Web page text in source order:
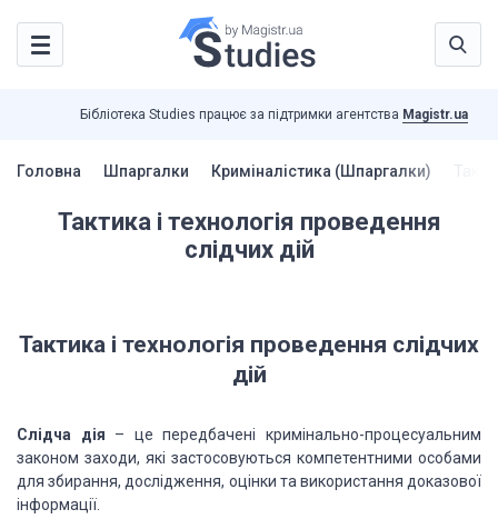
Бібліотека Studies працює за підтримки агентства Magistr.ua
Головна Шпаргалки Криміналістика (Шпаргалки)
Тактика і технологія проведення
слідчих дій
Тактика і технологія проведення слідчих
дій
Слідча дія – це передбачені кримінально-процесуальним
законом заходи, які застосовуються компетентними особами
для збирання, дослідження, оцінки та використання доказової
інформації.